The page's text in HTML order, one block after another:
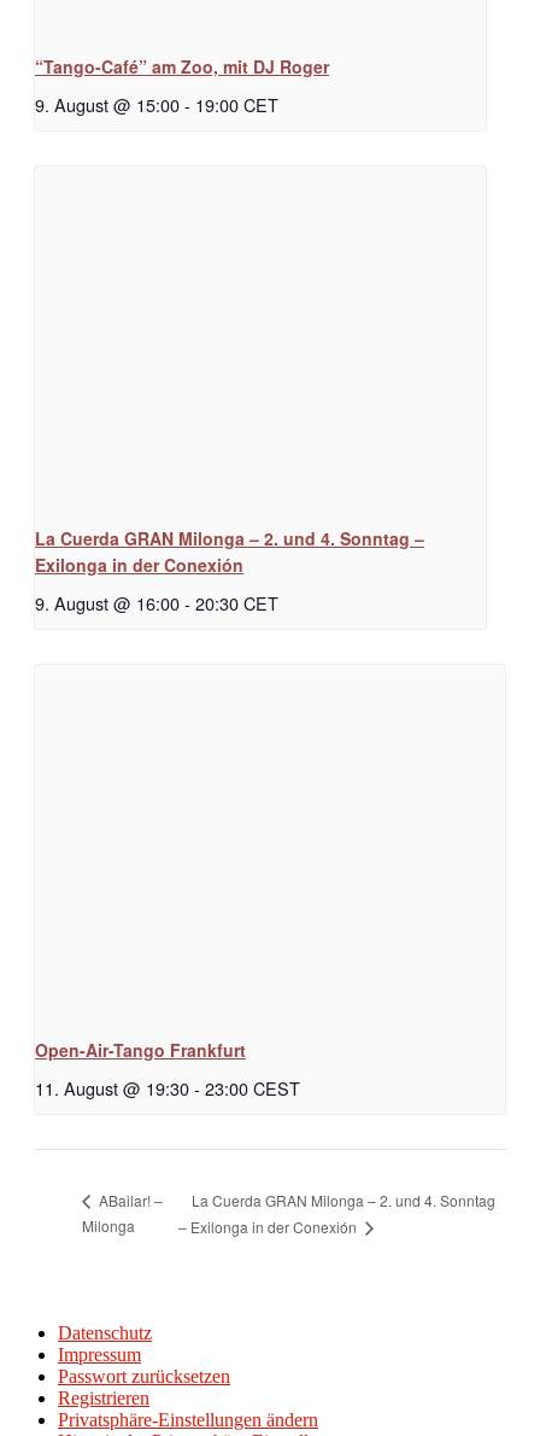
“Tango-Café” am Zoo, mit DJ Roger
9. August @ 15:00- 19:00CET
La Cuerda GRAN Milonga – 2. und 4. Sonntag –
Exilonga in der Conexión
9. August @ 16:00- 20:30CET
Open-Air-Tango Frankfurt
11. August @ 19:30- 23:00CEST
ABailar! –
Milonga
La Cuerda GRAN Milonga – 2. und 4. Sonntag
– Exilonga in der Conexión
Datenschutz
Impressum
Passwort zurücksetzen
Registrieren
Privatsphäre-Einstellungen ändern